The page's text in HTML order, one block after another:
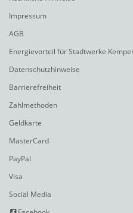
Impressum
AGB
Energievorteil für Stadtwerke
Datenschutzhinweise
Barrierefreiheit
Zahlmethoden
Geldkarte
MasterCard
PayPal
Visa
Social Media